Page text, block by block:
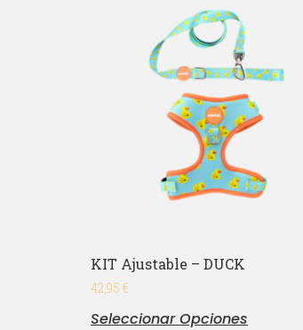
KIT Ajustable – DUCK
42,95 €
Seleccionar Opciones